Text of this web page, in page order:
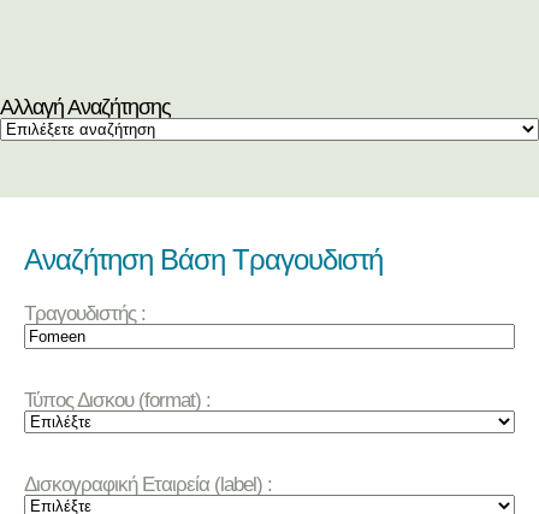
Αλλαγή Αναζήτησης
Αναζήτηση Βάση Τραγουδιστή
Τραγουδιστής :
Τύπος Δισκου (format) :
Δισκογραφική Εταιρεία (label) :